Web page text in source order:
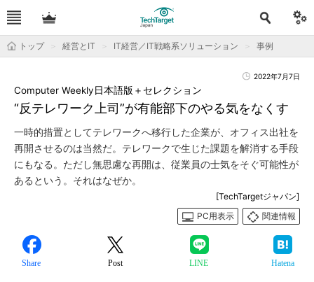
トップ 経営とIT IT経営／IT戦略系ソリューション 事例
2022年7月7日
“反テレワーク上司”が有能部下のやる気をなくす
Computer Weekly日本語版＋セレクション
一時的措置としてテレワークへ移行した企業が、オフィス出社を
再開させるのは当然だ。テレワークで生じた課題を解消する手段
にもなる。ただし無思慮な再開は、従業員の士気をそぐ可能性が
あるという。それはなぜか。
[TechTargetジャパン]
PC用表示
関連情報
Share Post LINE Hatena